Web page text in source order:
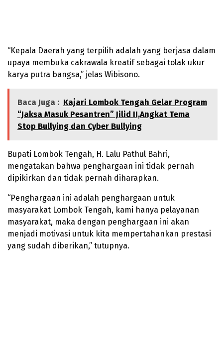
“Kepala Daerah yang terpilih adalah yang berjasa dalam
upaya membuka cakrawala kreatif sebagai tolak ukur
karya putra bangsa,” jelas Wibisono.
Baca Juga : Kajari Lombok Tengah Gelar Program
“Jaksa Masuk Pesantren” Jilid II,Angkat Tema
Stop Bullying dan Cyber Bullying
Bupati Lombok Tengah, H. Lalu Pathul Bahri,
mengatakan bahwa penghargaan ini tidak pernah
dipikirkan dan tidak pernah diharapkan.
“Penghargaan ini adalah penghargaan untuk
masyarakat Lombok Tengah, kami hanya pelayanan
masyarakat, maka dengan penghargaan ini akan
menjadi motivasi untuk kita mempertahankan prestasi
yang sudah diberikan,” tutupnya.